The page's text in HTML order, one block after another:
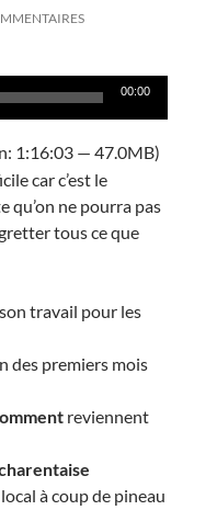
00:00
1:16:03 — 47.0MB)
car c’est le
qu’on ne pourra pas
tous ce que
travail pour les
des premiers mois
reviennent
à coup de pineau